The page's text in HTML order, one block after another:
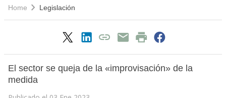
Home Legislación
El sector se queja de la «improvisación» de la
medida